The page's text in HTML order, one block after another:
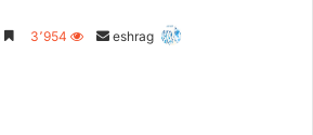
eshrag
أرسل 3٬954